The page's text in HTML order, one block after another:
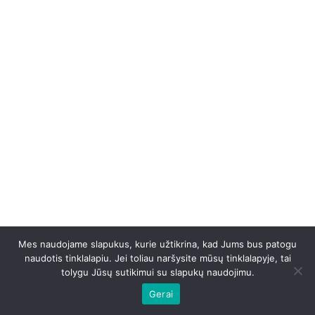
Mes naudojame slapukus, kurie užtikrina, kad Jums bus patogu
naudotis tinklalapiu. Jei toliau naršysite mūsų tinklalapyje, tai
tolygu Jūsų sutikimui su slapukų naudojimu.
Gerai